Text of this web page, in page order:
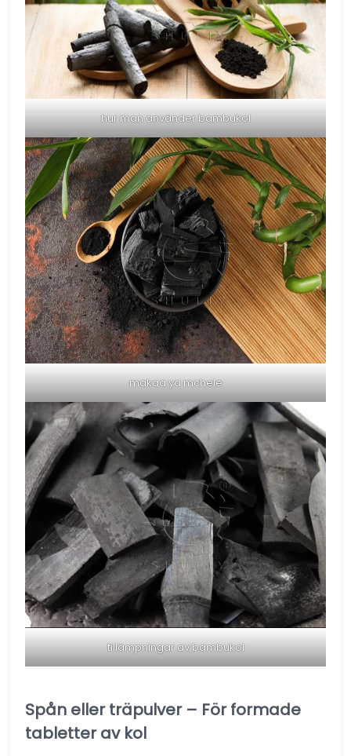
hur man använder bambukol
makaa ya mchele
tillämpningar av bambukol
Spån eller träpulver – För formade
tabletter av kol